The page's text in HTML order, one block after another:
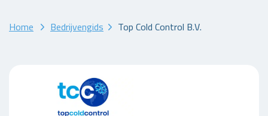
Home Bedrijvengids Top Cold Control B.V.